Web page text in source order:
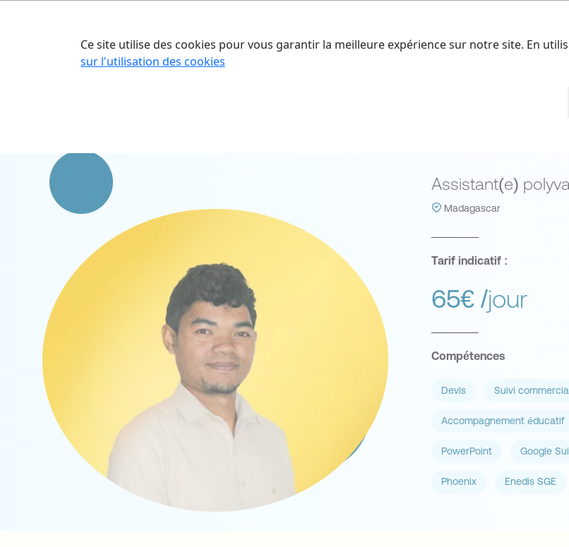
Accueil Nos offres Nos talents A propos
Assistant(e)
Madagascar
Tarif indicatif :
65€ /jour
Compétences
Devis Suivi
Accompagnement éducatif
PowerPoint Google
Phoenix Enedis SGE
Ce site utilise des cookies pour vous garantir la meilleure expérience sur notre site. En
sur l'utilisation des cookies